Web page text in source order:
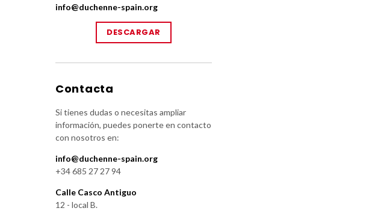
info@duchenne-spain.org
DESCARGAR
Contacta
Si tienes dudas o necesitas ampliar
información, puedes ponerte en contacto
con nosotros en:
info@duchenne-spain.org
+34 685 27 27 94
Calle Casco Antiguo
12 - local B.